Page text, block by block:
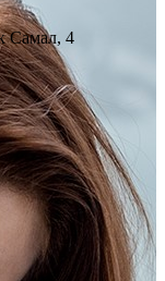
Самал, 4